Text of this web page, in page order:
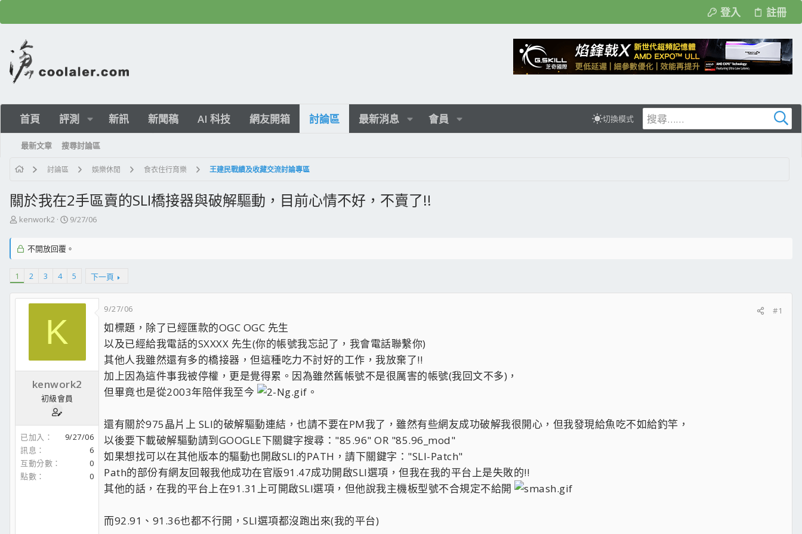
登入 註冊
首頁 評測 新訊 新聞稿 AI 科技 網友開箱 討論區 最新消息 會員 切換模式
最新文章 搜尋討論區
討論區 娛樂休閒 食衣住行育樂 王建民戰績及收藏交流討論專區
關於我在2手區賣的SLI橋接器與破解驅動，目前心情不好，不賣了!!
主
發
起
kenwork2
開
9/27/06
不開放回覆。
1 2 3 4 5 下一頁
K
kenwork2
初級會員
已加入
9/27/06
訊息
6
互動分數
0
點數
0
9/27/06 #1
如標題，除了已經匯款的OGC OGC 先生
以及已經給我電話的SXXXX 先生(你的帳號我忘記了，我會電話聯繫你)
其他人我雖然還有多的橋接器，但這種吃力不討好的工作，我放棄了!!
加上因為這件事我被停權，更是覺得累。因為雖然舊帳號不是很厲害的帳號(我回文不多)，
但畢竟也是從2003年陪伴我至今
。
還有關於975晶片上 SLI的破解驅動連結，也請不要在PM我了，雖然有些網友成功破解我很開心，但我發現給魚吃不如給釣竿，
以後要下載破解驅動請到GOOGLE下關鍵字搜尋："85.96" OR "85.96_mod"
如果想找可以在其他版本的驅動也開啟SLI的PATH，請下關鍵字："SLI-Patch"
Path的部份有網友回報我他成功在官版91.47成功開啟SLI選項，但我在我的平台上是失敗的!!
其他的話，在我的平台上在91.31上可開啟SLI選項，但他說我主機板型號不合規定不給開
而92.91、91.36也都不行開，SLI選項都沒跑出來(我的平台)